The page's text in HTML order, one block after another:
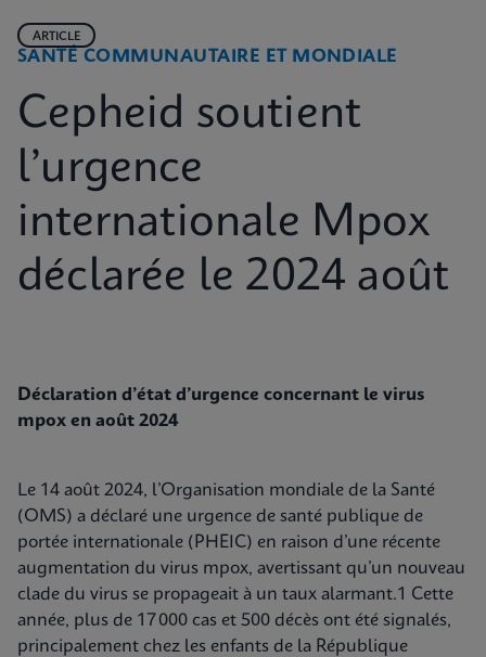
SANTÉ COMMUNAUTAIRE ET MONDIALE
ARTICLE
Cepheid soutient
l’urgence
internationale Mpox
déclarée le 2024 août
Déclaration d’état d’urgence concernant le virus
mpox en août 2024
Le 14 août 2024, l’Organisation mondiale de la Santé
(OMS) a déclaré une urgence de santé publique de
portée internationale (PHEIC) en raison d’une récente
augmentation du virus mpox, avertissant qu’un nouveau
clade du virus se propageait à un taux alarmant.1 Cette
année, plus de 17 000 cas et 500 décès ont été signalés,
principalement chez les enfants de la République